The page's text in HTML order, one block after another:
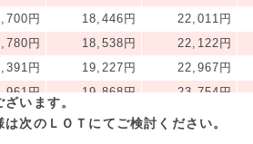
円 18,446円 22,011円
円 18,538円 22,122円
円 19,227円 22,967円
円 19,868円 23,754円
円 20,463円 24,486円
います。
次のＬＯＴにてご検討ください。